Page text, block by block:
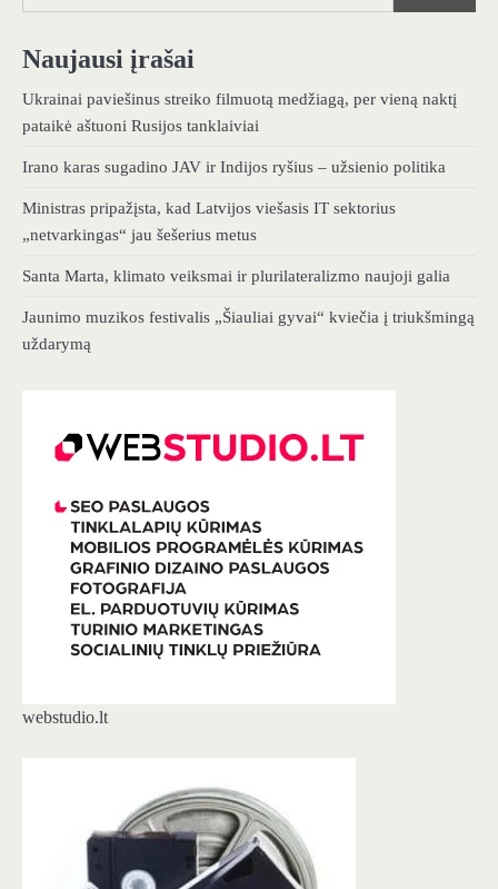
Naujausi įrašai
Ukrainai paviešinus streiko filmuotą medžiagą, per vieną naktį
pataikė aštuoni Rusijos tanklaiviai
Irano karas sugadino JAV ir Indijos ryšius – užsienio politika
Ministras pripažįsta, kad Latvijos viešasis IT sektorius
„netvarkingas“ jau šešerius metus
Santa Marta, klimato veiksmai ir plurilateralizmo naujoji galia
Jaunimo muzikos festivalis „Šiauliai gyvai“ kviečia į triukšmingą
uždarymą
webstudio.lt